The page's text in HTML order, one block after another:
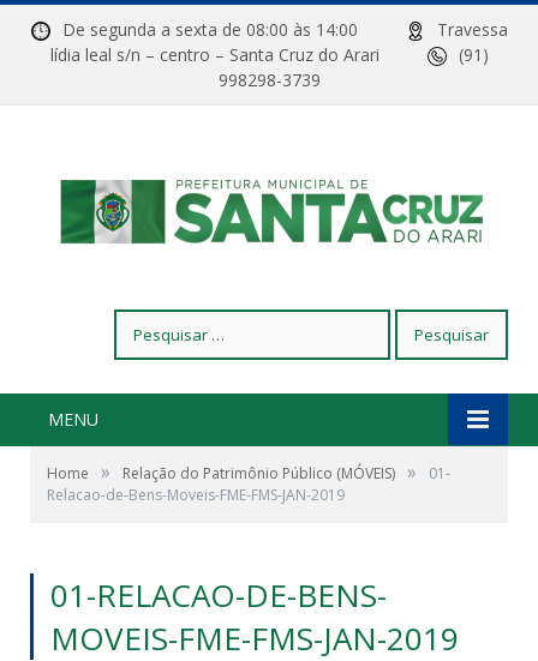
De segunda a sexta de 08:00 às 14:00
Travessa
lídia leal s/n – centro – Santa Cruz do Arari
(91)
998298-3739
por:
MENU
Home » Relação do Patrimônio Público (MÓVEIS) »
01-
Relacao-de-Bens-Moveis-FME-FMS-JAN-2019
01-RELACAO-DE-BENS-
MOVEIS-FME-FMS-JAN-2019